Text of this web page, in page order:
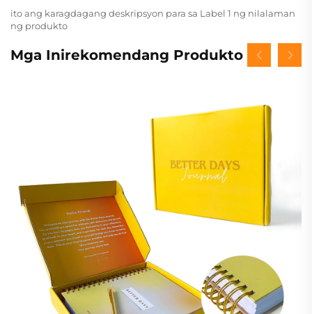
ito ang karagdagang deskripsyon para sa Label 1 ng nilalaman
ng produkto
Mga Inirekomendang Produkto